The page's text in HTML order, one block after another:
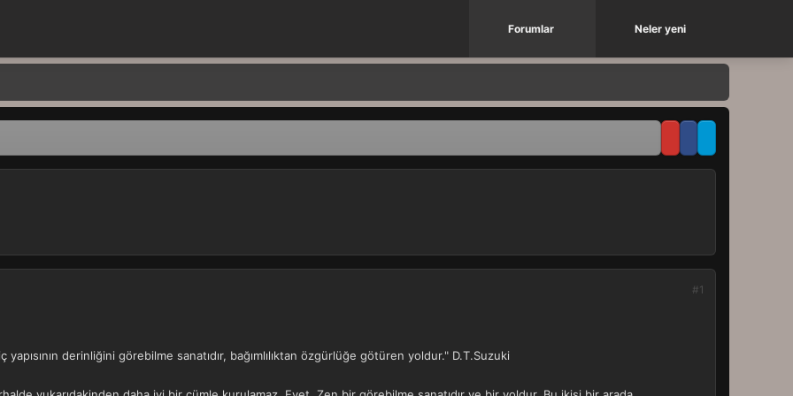
Forumlar Neler yeni
#1
yapısının derinliğini görebilme sanatıdır, bağımlılıktan özgürlüğe götüren yoldur." D.T.Suzuki